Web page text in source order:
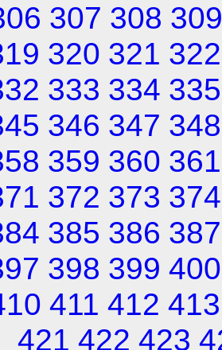
307 308 309
320 321 322
333 334 335
346 347 348
359 360 361
372 373 374
385 386 387
398 399 400
411 412 413
421 422 423